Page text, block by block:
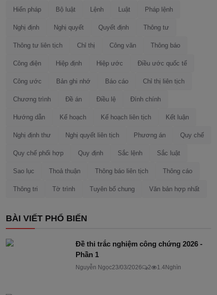
Hiến pháp Bộ luật Lệnh Luật Pháp lệnh
Nghị định Nghị quyết Quyết định Thông tư
Thông tư liên tịch Chỉ thị Công văn Thông báo
Công điện Hiệp định Hiệp ước Điều ước quốc tế
Công ước Bản ghi nhớ Báo cáo Chỉ thị liên tịch
Chương trình Đề án Điều lệ Đính chính
Hướng dẫn Kế hoạch Kế hoạch liên tịch Kết luận
Nghị định thư Nghị quyết liên tịch Phương án Quy chế
Quy chế phối hợp Quy định Sắc lệnh Sắc luật
Sao lục Thoả thuận Thông báo liên tịch Thông cáo
Thông tri Tờ trình Tuyên bố chung Văn bản hợp nhất
BÀI VIẾT PHỔ BIẾN
Đề thi trắc nghiệm công chứng 2026 -
Phần 1
Nguyễn Ngọc23/03/2026 2 1.4Nghìn